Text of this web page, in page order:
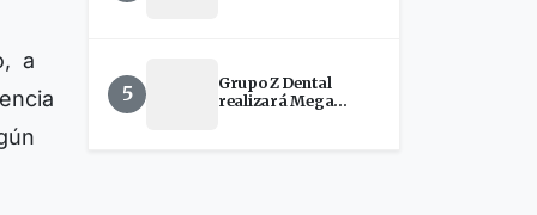
a
5
Grupo Z Dental
realizará Mega